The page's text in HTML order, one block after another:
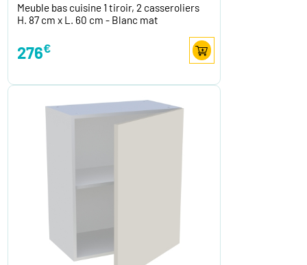
Meuble bas cuisine 1 tiroir, 2 casseroliers
H. 87 cm x L. 60 cm - Blanc mat
276€